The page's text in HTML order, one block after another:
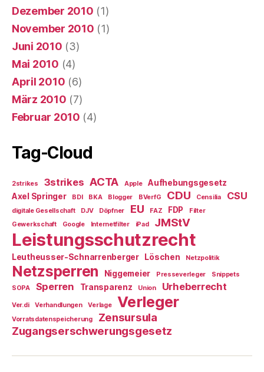
Dezember 2010 (1)
November 2010 (1)
Juni 2010 (3)
Mai 2010 (4)
April 2010 (6)
März 2010 (7)
Februar 2010 (4)
Tag-Cloud
2strikes 3strikes ACTA Apple
Aufhebungsgesetz
Axel Springer
BDI BKA Blogger BVerfG CDU Censilia CSU
digitale Gesellschaft DJV Döpfner EU FAZ FDP
Filter
Gewerkschaft
Google Internetfilter iPad JMStV
Leistungsschutzrecht
Leutheusser-Schnarrenberger Löschen Netzpolitik
Netzsperren Niggemeier Presseverleger
Snippets
SOPA
Sperren Transparenz Union Urheberrecht
Ver.di Verhandlungen Verlage Verleger
Vorratsdatenspeicherung
Zensursula
Zugangserschwerungsgesetz